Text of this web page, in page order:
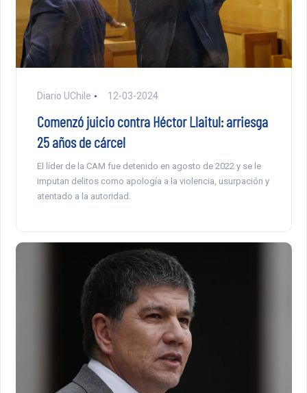
Diario UChile 12-03-2024
Comenzó juicio contra Héctor Llaitul: arriesga
25 años de cárcel
El líder de la CAM fue detenido en agosto de 2022 y se le
imputan delitos como apología a la violencia, usurpación y
atentado a la autoridad.